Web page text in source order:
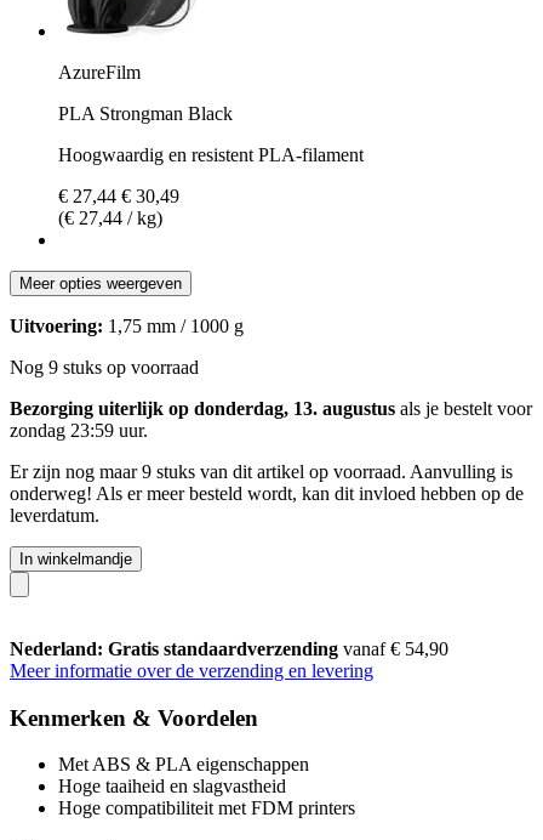
AzureFilm
PLA Strongman Black
Hoogwaardig en resistent PLA-filament
€ 27,44 € 30,49
(€ 27,44 / kg)
Meer opties weergeven
Uitvoering: 1,75 mm / 1000 g
Nog 9 stuks op voorraad
Bezorging uiterlijk op donderdag, 13. augustus als je bestelt voor
zondag 23:59 uur.
Er zijn nog maar 9 stuks van dit artikel op voorraad. Aanvulling is
onderweg! Als er meer besteld wordt, kan dit invloed hebben op de
leverdatum.
In winkelmandje
Nederland: Gratis standaardverzending vanaf € 54,90
Meer informatie over de verzending en levering
Kenmerken & Voordelen
Met ABS & PLA eigenschappen
Hoge taaiheid en slagvastheid
Hoge compatibiliteit met FDM printers